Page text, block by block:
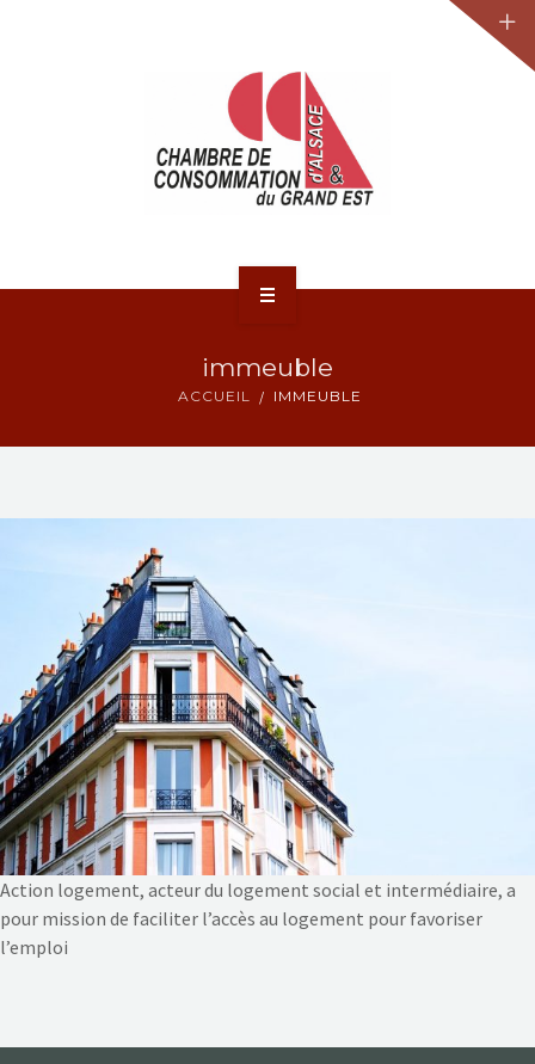
NOS ACTIONS
CONTACT
immeuble
ACCUEIL IMMEUBLE
Action logement, acteur du logement social et intermédiaire, a
pour mission de faciliter l’accès au logement pour favoriser
l’emploi